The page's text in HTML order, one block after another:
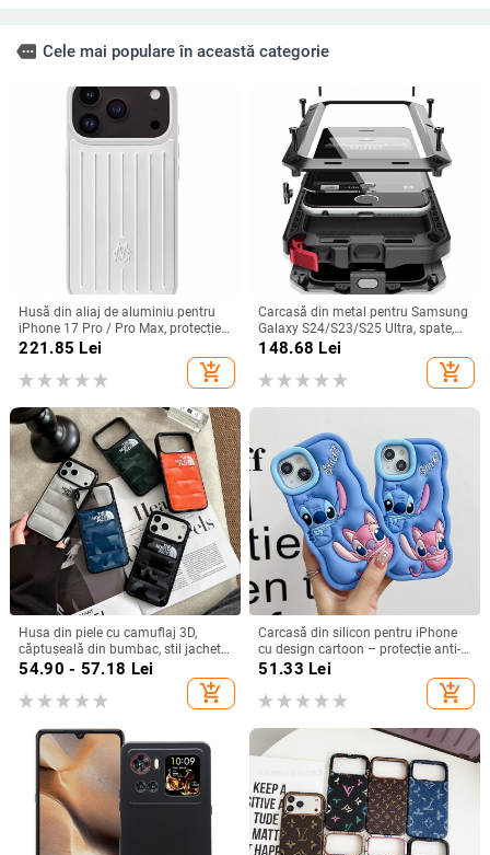
more Cele mai populare în această categorie
Husă din aliaj de aluminiu pentru
iPhone 17 Pro / Pro Max, protecție
anti-cădere, închidere magnetică,
turnare prin injecție, posibilitate de
personalizare
221.85 Lei
add_shopping_cart
Carcasă din metal pentru Samsung
Galaxy S24/S23/S25 Ultra, spate,
prelucrată, personalizabilă, disipare
căldură, anti-cadere, anti-amprentă
148.68 Lei
add_shopping_cart
Husa din piele cu camuflaj 3D,
căptușeală din bumbac, stil jachetă
de iarnă, compatibilă cu iPhone
54.90 - 57.18 Lei
add_shopping_cart
Carcasă din silicon pentru iPhone
cu design cartoon – protecție anti-
cădere, finisaj mat, compatibilă cu
(Pro/Max)
51.33 Lei
add_shopping_cart